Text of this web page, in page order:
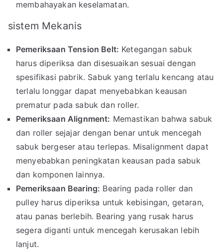
membahayakan keselamatan.
sistem Mekanis
Pemeriksaan Tension Belt: Ketegangan sabuk
harus diperiksa dan disesuaikan sesuai dengan
spesifikasi pabrik. Sabuk yang terlalu kencang atau
terlalu longgar dapat menyebabkan keausan
prematur pada sabuk dan roller.
Pemeriksaan Alignment: Memastikan bahwa sabuk
dan roller sejajar dengan benar untuk mencegah
sabuk bergeser atau terlepas. Misalignment dapat
menyebabkan peningkatan keausan pada sabuk
dan komponen lainnya.
Pemeriksaan Bearing: Bearing pada roller dan
pulley harus diperiksa untuk kebisingan, getaran,
atau panas berlebih. Bearing yang rusak harus
segera diganti untuk mencegah kerusakan lebih
lanjut.